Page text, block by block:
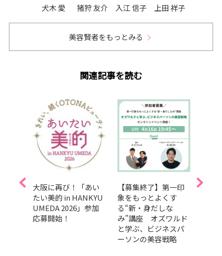
犬木 愛 猪狩 友介 入江 信子 上田 祥子
美容賢者をもっとみる
関連記事を読む
大阪に再び！「あい
たい美的 in HANKYU
UMEDA 2026」参加
応募開始！
【募集終了】第一印
象をもっとよくす
る“新・身だしな
み”講座 オズワルド
と学ぶ、ビジネスパ
ーソンの美容戦略
【あ